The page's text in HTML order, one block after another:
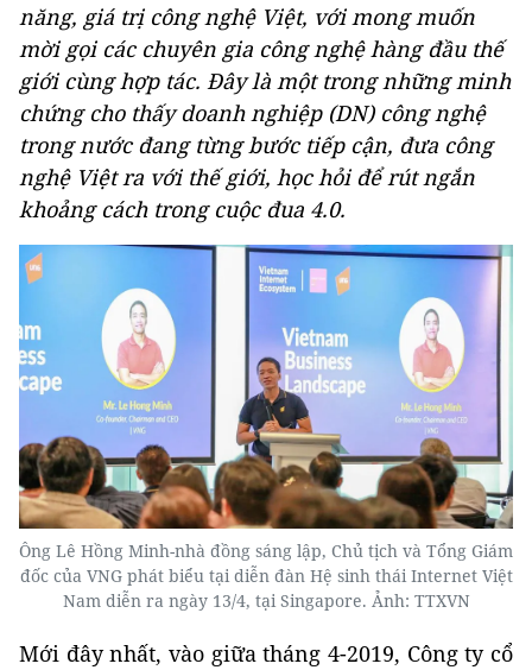
năng, giá trị công nghệ Việt, với mong muốn
mời gọi các chuyên gia công nghệ hàng đầu thế
giới cùng hợp tác. Đây là một trong những minh
chứng cho thấy doanh nghiệp (DN) công nghệ
trong nước đang từng bước tiếp cận, đưa công
nghệ Việt ra với thế giới, học hỏi để rút ngắn
khoảng cách trong cuộc đua 4.0.
Ông Lê Hồng Minh-nhà đồng sáng lập, Chủ tịch và Tổng Giám
đốc của VNG phát biểu tại diễn đàn Hệ sinh thái Internet Việt
Nam diễn ra ngày 13/4, tại Singapore. Ảnh: TTXVN
Mới đây nhất, vào giữa tháng 4-2019, Công ty cổ